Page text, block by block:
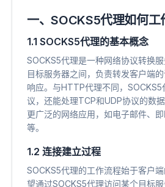
一、SOCKS5代理如何工
1.1 SOCKS5代理的基本概念
SOCKS5代理是一种网络协议转换
目标服务器之间，负责转发客户端
响应。与HTTP代理不同，
议，还能处理TCP和UDP协议的数
更广泛的网络应用，如电子邮件、
等。
1.2 连接建立过程
SOCKS5代理的工作流程始于客户
望通过SOCKS5代理访问某个目标